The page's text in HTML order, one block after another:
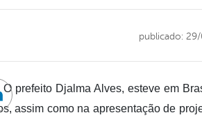
publicado:
O prefeito Djalma Alves, esteve em
assim como na apresentação de